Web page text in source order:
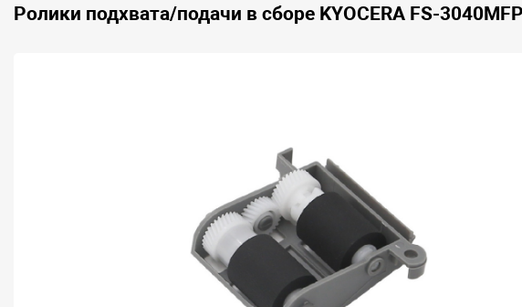
Ролики подхвата/подачи в сборе KYOCERA FS-